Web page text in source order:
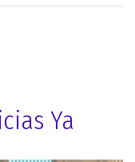
Ya